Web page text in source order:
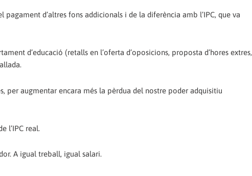
d’altres fons addicionals i de la diferència amb l’IPC, que va
d’educació (retalls en l’oferta d’oposicions, proposta d’hores extres,
per augmentar encara més la pèrdua del nostre poder adquisitiu
l’IPC real.
A igual treball, igual salari.